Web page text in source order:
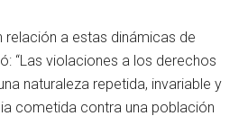
relación a estas dinámicas de
“Las violaciones a los derechos
naturaleza repetida, invariable y
cometida contra una población